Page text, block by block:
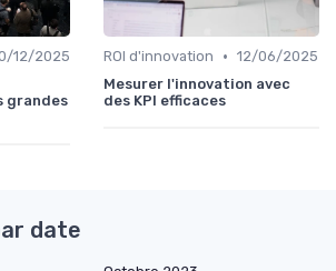
12/2025
grandes
ROI d'innovation • 12/06/2025
Mesurer l'innovation avec
des KPI efficaces
date